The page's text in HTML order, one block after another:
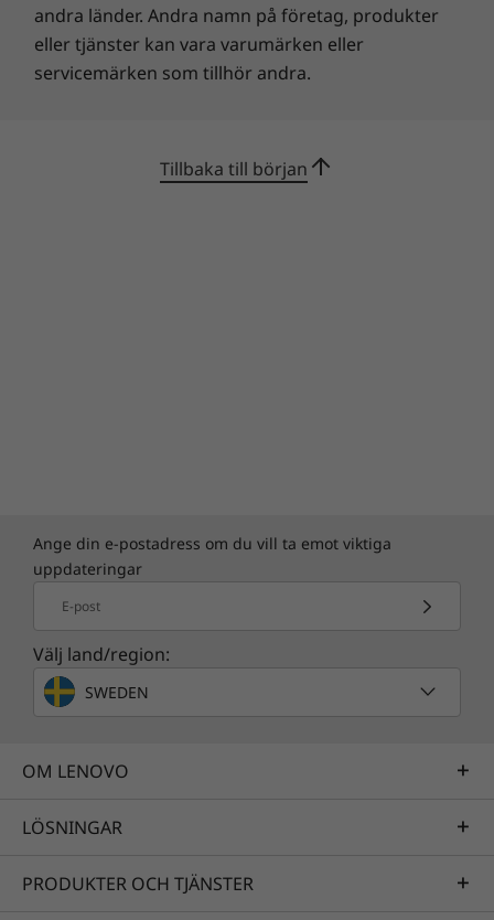
Operating Systems
Microsoft Windows Server, SLES, Ubuntu, RHEL,
VMware ESXi, vSAN. Visit lenovopress.com/osig for
1-year, 3-year warranty extendable to 5-year, next
andra länder. Andra namn på företag, produkter
eller tjänster kan vara varumärken eller
servicemärken som tillhör andra.
Tillbaka till början
Ange din e-postadress om du vill ta emot viktiga
uppdateringar
E-post
Välj land/region:
SWEDEN
OM LENOVO
LÖSNINGAR
PRODUKTER OCH TJÄNSTER